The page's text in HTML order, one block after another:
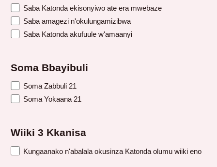
Saba Katonda ekisonyiwo ate era mwebaze
Saba amagezi n'okulungamizibwa
Saba Katonda akufuule w'amaanyi
Soma Bbayibuli
Soma Zabbuli 21
Soma Yokaana 21
Wiiki 3 Kkanisa
Kungaanako n'abalala okusinza Katonda olumu wiiki eno